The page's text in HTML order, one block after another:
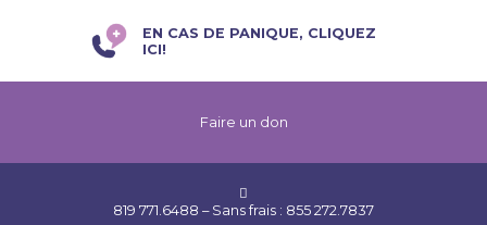
EN CAS DE PANIQUE, CLIQUEZ
ICI!
Faire un don
819 771.6488 – Sans frais : 855 272.7837